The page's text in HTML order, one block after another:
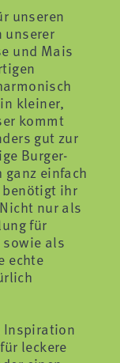
unseren
unserer
und Mais
kleiner,
kommt
gut zur
Burger-
einfach
benötigt ihr
nur als
für
sowie als
echte
Inspiration
leckere